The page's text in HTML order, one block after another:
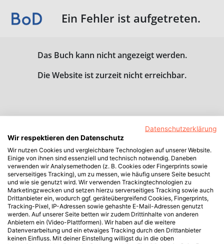
Ein Fehler ist aufgetreten.
Das Buch kann nicht angezeigt werden.
Die Website ist zurzeit nicht erreichbar.
Datenschutzerklärung
Wir respektieren den Datenschutz
Wir nutzen Cookies und vergleichbare Technologien auf unserer Website.
Einige von ihnen sind essenziell und technisch notwendig. Daneben
verwenden wir Analysemethoden (z. B. Cookies oder Fingerprints sowie
serverseitiges Tracking), um zu messen, wie häufig unsere Seite besucht
und wie sie genutzt wird. Wir verwenden Trackingtechnologien zu
Marketingzwecken und setzen hierzu serverseitiges Tracking sowie auch
Drittanbieter ein, wodurch ggf. geräteübergreifend Cookies, Fingerprints,
Tracking-Pixel, IP-Adressen sowie gehashte E-Mail-Adressen genutzt
werden. Auf unserer Seite betten wir zudem Drittinhalte von anderen
Anbietern ein (Video-Plattformen). Wir haben auf die weitere
Datenverarbeitung und ein etwaiges Tracking durch den Drittanbieter
keinen Einfluss. Mit deiner Einstellung willigst du in die oben